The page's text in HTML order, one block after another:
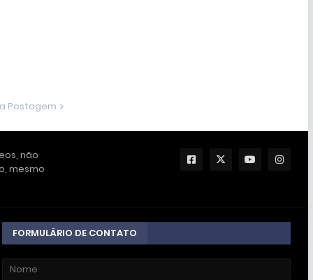
Postagem
não
mesmo
FORMULÁRIO DE CONTATO